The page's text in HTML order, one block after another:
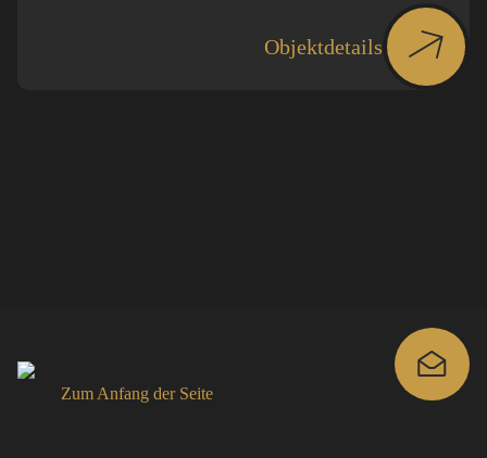
Objektdetails
Zum Anfang der Seite